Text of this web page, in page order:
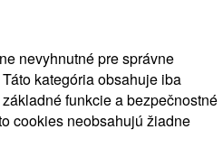
nevyhnutné pre správne
kategória obsahuje iba
funkcie a bezpečnostné
cookies neobsahujú žiadne